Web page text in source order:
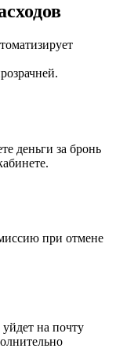
деньги за бронь
при отмене
на почту